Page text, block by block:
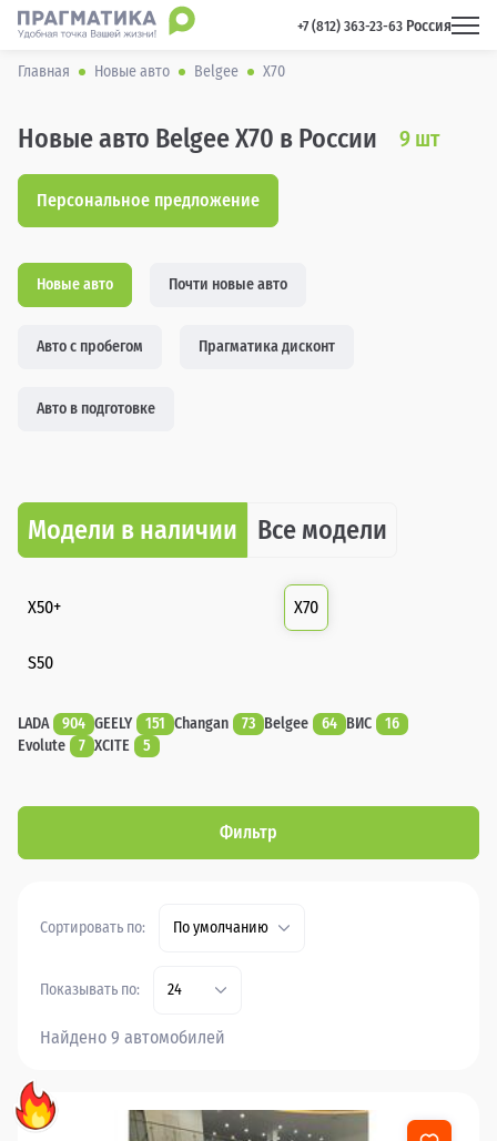
+7 (812) 363-23-63 Россия
Главная Новые авто Belgee X70
Новые авто Belgee X70 в России 9 шт
Персональное предложение
Новые авто Почти новые авто
Авто с пробегом Прагматика дисконт
Авто в подготовке
Модели в наличии Все модели
X50+ X70
S50
LADA 904 GEELY 151 Changan 73 Belgee 64 ВИС
16
Evolute
7 XCITE 5
Фильтр
Сортировать по: По умолчанию
Показывать по: 24
Найдено 9 автомобилей